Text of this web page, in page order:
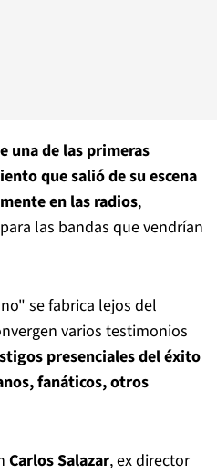
una de las primeras
que salió de su escena
en las radios,
las bandas que vendrían
se fabrica lejos del
varios testimonios
presenciales del éxito
fanáticos, otros
Carlos Salazar, ex director